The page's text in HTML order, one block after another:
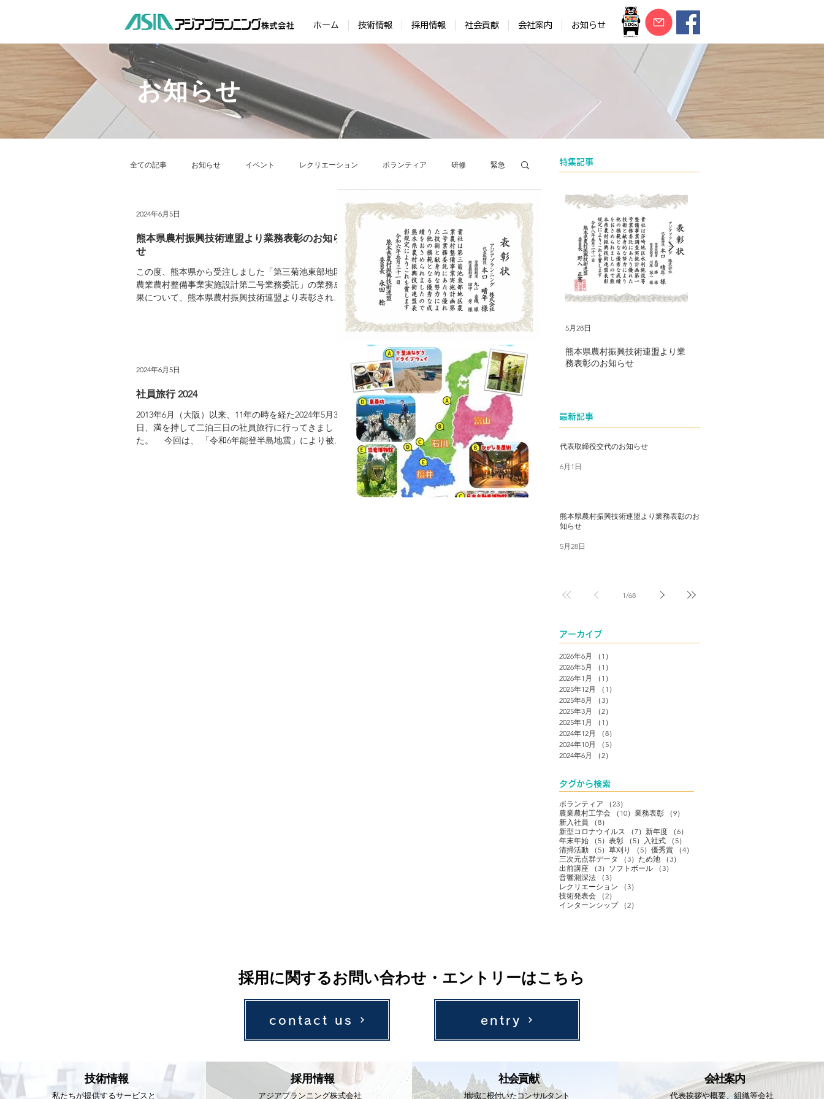
ホーム 技術情報 採用情報 社会貢献 会社案内 お知らせ
お知らせ
特集記事
熊本県農村振興技術連盟より業
務表彰のお知らせ
5月28日
最新記事
代表取締役交代のお知らせ
6月1日
熊本県農村振興技術連盟より業務表彰のお
知らせ
5月28日
1/68
アーカイブ
2026年6月 （1）
2026年5月
（1）
2026年1月
（1）
2025年12月
（1）
2025年8月
（3）
2025年3月
（2）
2025年1月
（1）
2024年12月
（8）
2024年10月
（5）
2024年6月
（2）
タグから検索
ボランティア （23）
農業農村工学会
（10） 10件の記事
業務表彰 （9）
新入社員
（8）
新型コロナウイルス
（7） 7件の記事
新年度 （6）
年末年始
（5） 5件の記事
表彰 （5） 5件の記事
入社式 （5）
清掃活動
（5） 5件の記事
草刈り （5） 5件の記事
優秀賞 （4）
三次元点群データ
（3） 3件の記事
ため池 （3）
出前講座
（3） 3件の記事
ソフトボール （3）
音響測深法
（3）
レクリエーション
（3）
技術発表会
（2）
インターンシップ
（2）
全ての記事 お知らせ イベント レクリエーション ボランティア 研修 緊急
社会貢献 ICT技術 表彰
熊本県農村振興技術連盟より業務表彰のお知ら
せ
この度、熊本県から受注しました「第三菊池東部地区
農業農村整備事業実施設計第二号業務委託」の業務成
果について、熊本県農村振興技術連盟より表彰されま
事業実施設計第二号業務委託 【管理技術者】丸山
香織 【照査技術者】田中 秀
2024年6月5日
社員旅行 2024
2013年6月（大阪）以来、11年の時を経た2024年5月30
日、満を持して二泊三日の社員旅行に行ってきまし
た。 今回は、 「令和6年能登半島地震」により被災
2024年6月5日
採用に関するお問い合わせ・エントリーはこちら
contact us entry
技術情報
私たちが提供するサービスと
採用情報
アジアプランニング株式会社
社会貢献
地域に根付いたコンサルタント
会社案内
代表挨拶や概要、組織等会社